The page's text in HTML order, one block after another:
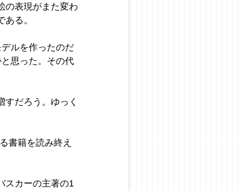
の表現がまた変わ
る。
ルを作ったのだ
思った。その代
だろう。ゆっく
書籍を読み終え
スカーの主著の1